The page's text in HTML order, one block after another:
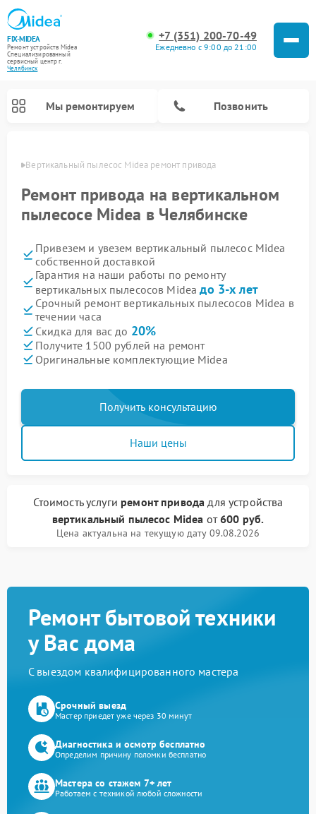
FIX-MIDEA
Ремонт устройств Midea
Специализированный
cервисный центр г.
Челябинск
+7 (351) 200-70-49
Ежедневно с 9:00 до 21:00
Мы ремонтируем Позвонить
Вертикальный пылесос Midea ремонт привода
Ремонт привода на вертикальном
пылесосе Midea в Челябинске
Привезем и увезем вертикальный пылесос Midea
собственной доставкой
Гарантия на наши работы по ремонту
вертикальных пылесосов Mideaдо 3-х лет
Срочный ремонт вертикальных пылесосов Midea в
течении часа
Скидка для вас до 20%
Получите 1500 рублей на ремонт
Оригинальные комплектующие Midea
Получить консультацию
Наши цены
Стоимость услуги ремонт привода для устройства
вертикальный пылесос Midea от600 руб.
Цена актуальна на текущую дату 09.08.2026
Ремонт бытовой техники
у Вас дома
С выездом квалифицированного мастера
Срочный выезд
Мастер приедет уже через 30 минут
Диагностика и осмотр бесплатно
Определим причину поломки бесплатно
Мастера со стажем 7+ лет
Работаем с техникой любой сложности